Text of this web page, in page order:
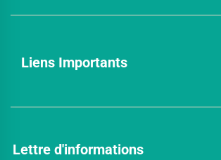
Liens Importants
Lettre d'informations